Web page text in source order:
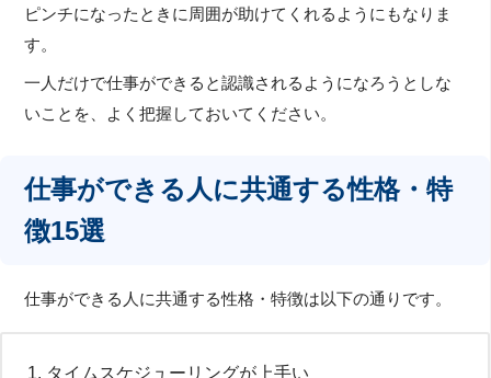
ピンチになったときに周囲が助けてくれるようにもなりま
す。
一人だけで仕事ができると認識されるようになろうとしな
いことを、よく把握しておいてください。
仕事ができる人に共通する性格・特
徴15選
仕事ができる人に共通する性格・特徴は以下の通りです。
タイムスケジューリングが上手い